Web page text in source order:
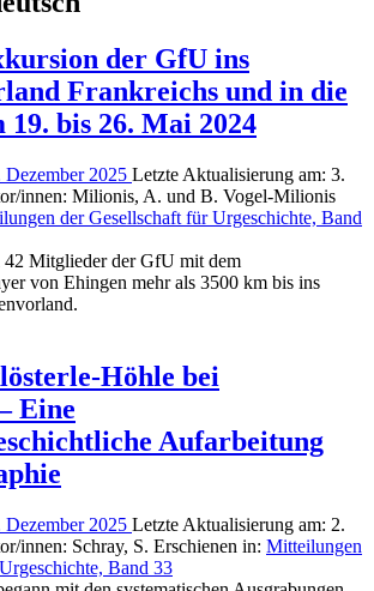
der GfU ins
Frankreichs und in die
19. bis 26. Mai 2024
Dezember 2025 Letzte Aktualisierung am: 3.
innen: Milionis, A. und B. Vogel-Milionis
der Gesellschaft für Urgeschichte, Band
Mitglieder der GfU mit dem
von Ehingen mehr als 3500 km bis ins
Höhle bei
Eine
Aufarbeitung
Dezember 2025 Letzte Aktualisierung am: 2.
innen: Schray, S. Erschienen in: Mitteilungen
Band 33